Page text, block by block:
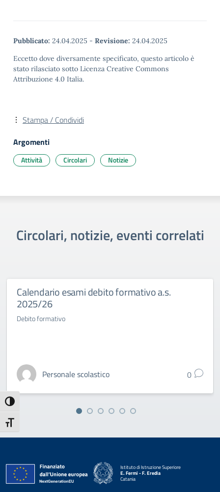
Attiva/disattiva alto contrasto
Attiva/disattiva dimensione testo
Pubblicato: 24.04.2025 - Revisione: 24.04.2025
Eccetto dove diversamente specificato, questo articolo è
stato rilasciato sotto Licenza Creative Commons
Attribuzione 4.0 Italia.
Stampa / Condividi
Argomenti
Attività Circolari Notizie
Circolari, notizie, eventi correlati
Calendario esami debito formativo a.s.
2025/26
Debito formativo
Personale scolastico 0
Istituto di Istruzione Superiore
E. Fermi - F. Eredia
Catania